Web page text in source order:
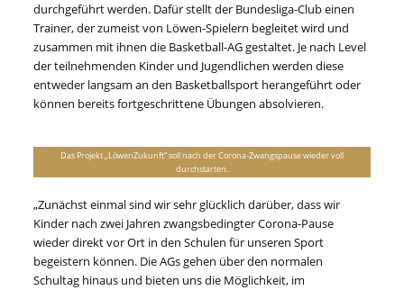
durchgeführt werden. Dafür stellt der Bundesliga-Club einen
Trainer, der zumeist von Löwen-Spielern begleitet wird und
zusammen mit ihnen die Basketball-AG gestaltet. Je nach Level
der teilnehmenden Kinder und Jugendlichen werden diese
entweder langsam an den Basketballsport herangeführt oder
können bereits fortgeschrittene Übungen absolvieren.
Das Projekt „LöwenZukunft“ soll nach der Corona-Zwangspause wieder voll
durchstarten.
„Zunächst einmal sind wir sehr glücklich darüber, dass wir
Kinder nach zwei Jahren zwangsbedingter Corona-Pause
wieder direkt vor Ort in den Schulen für unseren Sport
begeistern können. Die AGs gehen über den normalen
Schultag hinaus und bieten uns die Möglichkeit, im